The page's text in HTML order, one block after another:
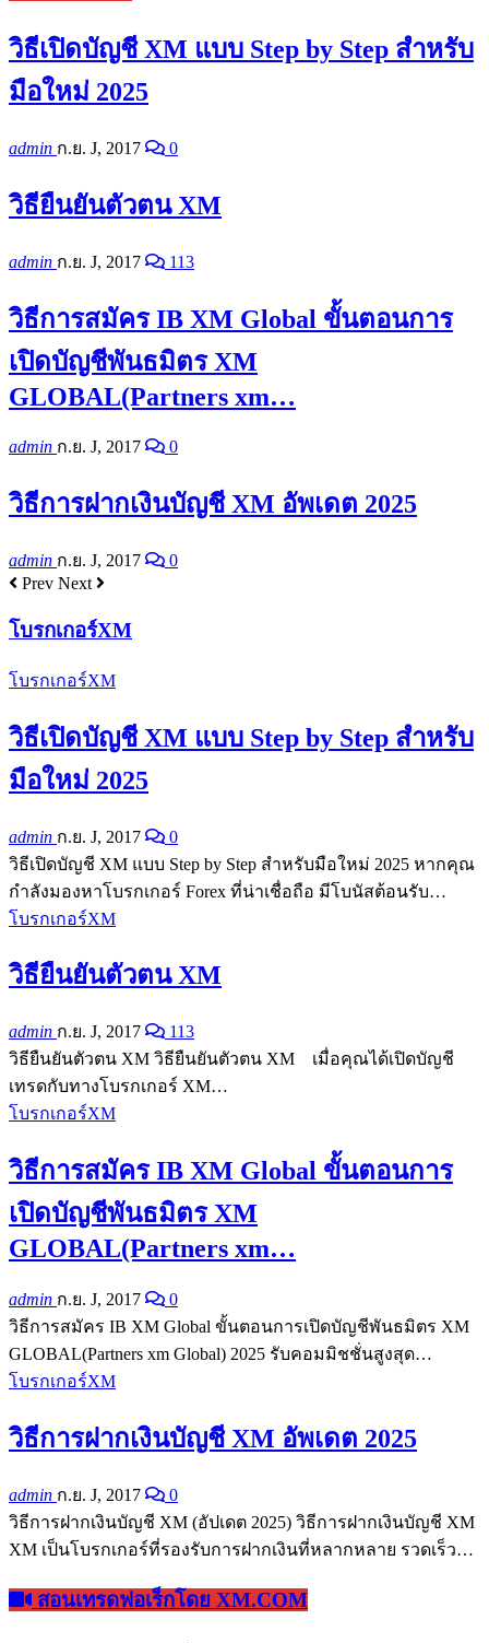
วิธีเปิดบัญชี XM แบบ Step by Step สำหรับ
มือใหม่ 2025
admin ก.ย. J, 2017 0
วิธียืนยันตัวตน XM
admin ก.ย. J, 2017 113
วิธีการสมัคร IB XM Global ขั้นตอนการ
เปิดบัญชีพันธมิตร XM
GLOBAL(Partners xm…
admin ก.ย. J, 2017 0
วิธีการฝากเงินบัญชี XM อัพเดต 2025
admin ก.ย. J, 2017
0
Prev Next
โบรกเกอร์XM
โบรกเกอร์XM
วิธีเปิดบัญชี XM แบบ Step by Step สำหรับ
มือใหม่ 2025
admin ก.ย. J, 2017
0
วิธีเปิดบัญชี XM แบบ Step by Step สำหรับมือใหม่ 2025 หากคุณ
กำลังมองหาโบรกเกอร์ Forex ที่น่าเชื่อถือ มีโบนัสต้อนรับ…
โบรกเกอร์XM
วิธียืนยันตัวตน XM
admin ก.ย. J, 2017
113
วิธียืนยันตัวตน XM วิธียืนยันตัวตน XM เมื่อคุณได้เปิดบัญชี
เทรดกับทางโบรกเกอร์ XM…
โบรกเกอร์XM
วิธีการสมัคร IB XM Global ขั้นตอนการ
เปิดบัญชีพันธมิตร XM
GLOBAL(Partners xm…
admin ก.ย. J, 2017
0
วิธีการสมัคร IB XM Global ขั้นตอนการเปิดบัญชีพันธมิตร XM
GLOBAL(Partners xm Global) 2025 รับคอมมิชชั่นสูงสุด…
โบรกเกอร์XM
วิธีการฝากเงินบัญชี XM อัพเดต 2025
admin ก.ย. J, 2017
0
วิธีการฝากเงินบัญชี XM (อัปเดต 2025) วิธีการฝากเงินบัญชี XM
XM เป็นโบรกเกอร์ที่รองรับการฝากเงินที่หลากหลาย รวดเร็ว…
สอนเทรดฟอเร็กโดย XM.COM